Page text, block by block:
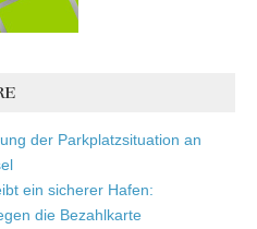
der Parkplatzsituation an
ein sicherer Hafen:
die Bezahlkarte